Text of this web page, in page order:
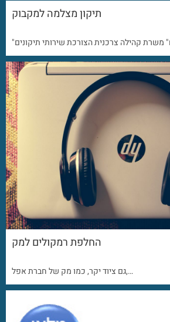
תיקון מצלמה למקבוק
החלפת רמקולים למק
גם ציוד יקר, כמו מק של חברת אפל,…